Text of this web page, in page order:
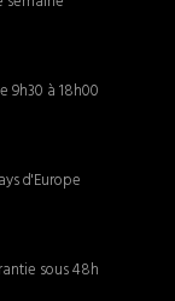
9h30 à 18h00
d'Europe
sous 48h